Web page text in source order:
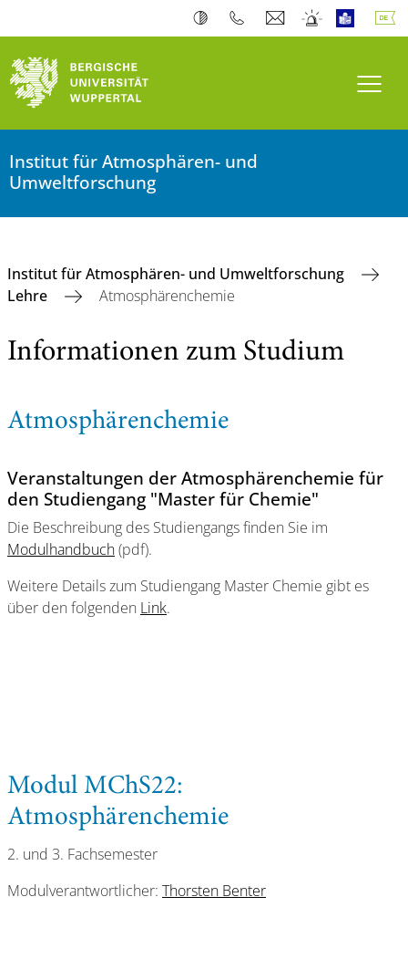
Institut für Atmosphären- und
Umweltforschung
Institut für Atmosphären- und Umweltforschung
Lehre
Atmosphärenchemie
Informationen zum Studium
Atmosphärenchemie
Veranstaltungen der Atmosphärenchemie für
den Studiengang "Master für Chemie"
Die Beschreibung des Studiengangs finden Sie im
Modulhandbuch(pdf).
Weitere Details zum Studiengang Master Chemie gibt es
über den folgenden Link.
Modul MChS22:
Atmosphärenchemie
2. und 3. Fachsemester
Modulverantwortlicher: Thorsten Benter